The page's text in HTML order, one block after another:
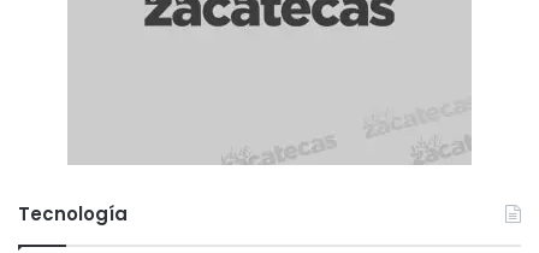
Tecnología